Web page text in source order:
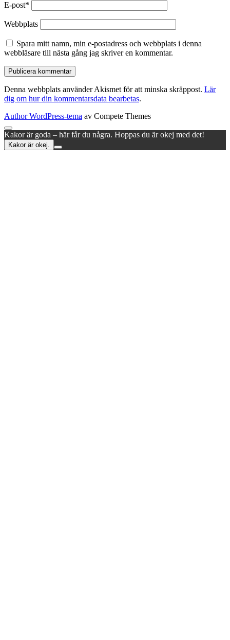
E-post*
Webbplats
Spara mitt namn, min e-postadress och webbplats i denna
webbläsare till nästa gång jag skriver en kommentar.
Denna webbplats använder Akismet för att minska skräppost. Lär
dig om hur din kommentarsdata bearbetas.
Author WordPress-tema av Compete Themes
Rulla
till
toppen
Kakor är goda – här får du några. Hoppas du är okej med det!
Kakor är okej.